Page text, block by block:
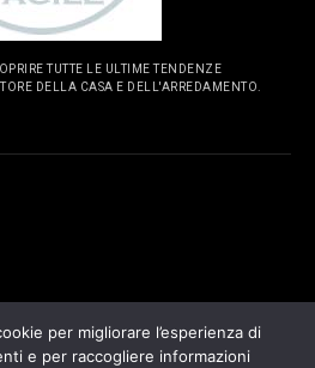
TUTTE LE ULTIME TENDENZE
DELLA CASA E DELL'ARREDAMENTO.
per migliorare l’esperienza di
e per raccogliere informazioni